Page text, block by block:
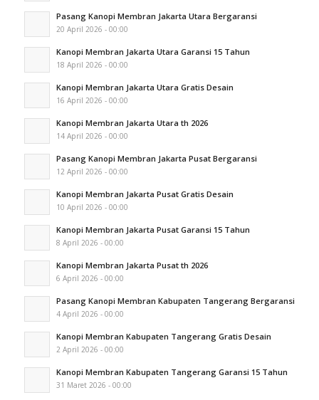
Pasang Kanopi Membran Jakarta Utara Bergaransi
20 April 2026 - 00:00
Kanopi Membran Jakarta Utara Garansi 15 Tahun
18 April 2026 - 00:00
Kanopi Membran Jakarta Utara Gratis Desain
16 April 2026 - 00:00
Kanopi Membran Jakarta Utara th 2026
14 April 2026 - 00:00
Pasang Kanopi Membran Jakarta Pusat Bergaransi
12 April 2026 - 00:00
Kanopi Membran Jakarta Pusat Gratis Desain
10 April 2026 - 00:00
Kanopi Membran Jakarta Pusat Garansi 15 Tahun
8 April 2026 - 00:00
Kanopi Membran Jakarta Pusat th 2026
6 April 2026 - 00:00
Pasang Kanopi Membran Kabupaten Tangerang Bergaransi
4 April 2026 - 00:00
Kanopi Membran Kabupaten Tangerang Gratis Desain
2 April 2026 - 00:00
Kanopi Membran Kabupaten Tangerang Garansi 15 Tahun
31 Maret 2026 - 00:00